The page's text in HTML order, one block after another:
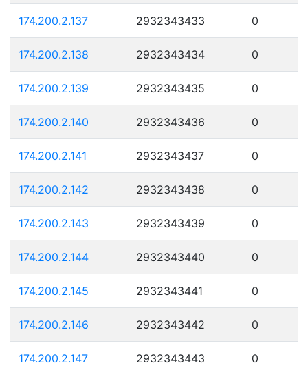
174.200.2.137 2932343433 0
174.200.2.138 2932343434 0
174.200.2.139 2932343435 0
174.200.2.140 2932343436 0
174.200.2.141 2932343437 0
174.200.2.142 2932343438 0
174.200.2.143 2932343439 0
174.200.2.144 2932343440 0
174.200.2.145 2932343441 0
174.200.2.146 2932343442 0
174.200.2.147 2932343443 0